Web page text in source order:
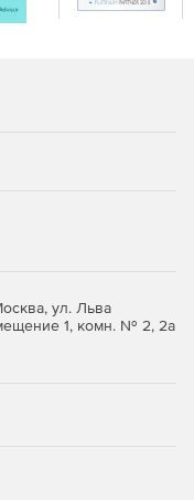
ул. Льва
1, комн. № 2, 2а